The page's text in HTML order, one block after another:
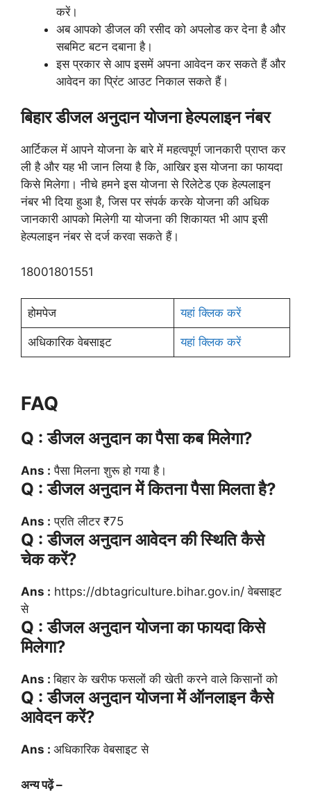
करें।
अब आपको डीजल की रसीद को अपलोड कर देना है और
सबमिट बटन दबाना है।
इस प्रकार से आप इसमें अपना आवेदन कर सकते हैं और
आवेदन का प्रिंट आउट निकाल सकते हैं।
बिहार डीजल अनुदान योजना हेल्पलाइन नंबर
आर्टिकल में आपने योजना के बारे में महत्वपूर्ण जानकारी प्राप्त कर
ली है और यह भी जान लिया है कि, आखिर इस योजना का फायदा
किसे मिलेगा। नीचे हमने इस योजना से रिलेटेड एक हेल्पलाइन
नंबर भी दिया हुआ है, जिस पर संपर्क करके योजना की अधिक
जानकारी आपको मिलेगी या योजना की शिकायत भी आप इसी
हेल्पलाइन नंबर से दर्ज करवा सकते हैं।
18001801551
होमपेज यहां क्लिक करें
अधिकारिक वेबसाइट यहां क्लिक करें
FAQ
Q : डीजल अनुदान का पैसा कब मिलेगा?
Ans : पैसा मिलना शुरू हो गया है।
Q : डीजल अनुदान में कितना पैसा मिलता है?
Ans : प्रति लीटर ₹75
Q : डीजल अनुदान आवेदन की स्थिति कैसे
चेक करें?
Ans : https://dbtagriculture.bihar.gov.in/ वेबसाइट
से
Q : डीजल अनुदान योजना का फायदा किसे
मिलेगा?
Ans :बिहार के खरीफ फसलों की खेती करने वाले किसानों को
Q : डीजल अनुदान योजना में ऑनलाइन कैसे
आवेदन करें?
Ans : अधिकारिक वेबसाइट से
अन्य पढ़ें –